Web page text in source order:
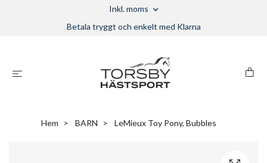
Inkl. moms
Betala tryggt och enkelt med Klarna
Hem BARN LeMieux Toy Pony, Bubbles